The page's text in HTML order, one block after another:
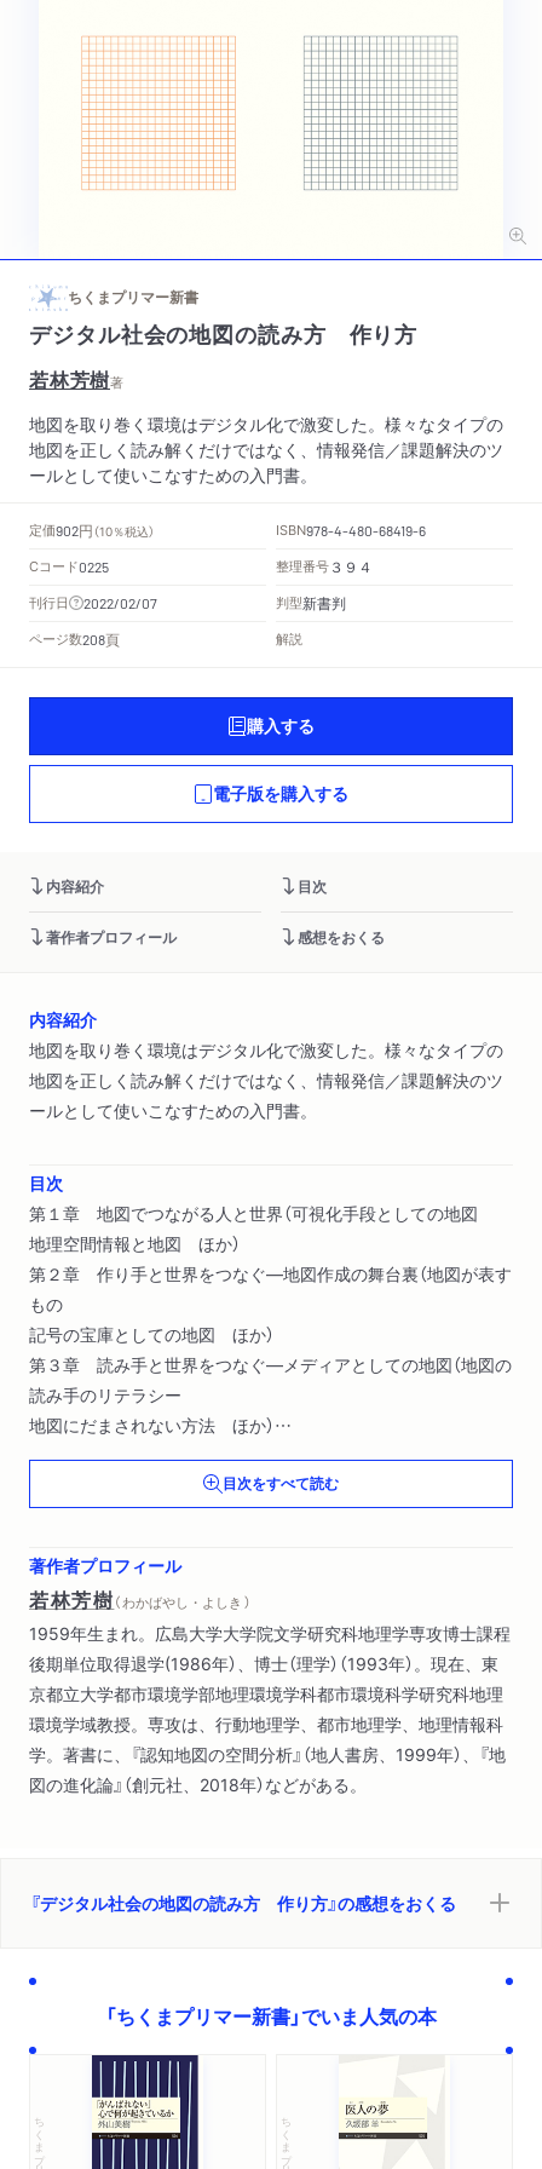
ちくまプリマー新書
デジタル社会の地図の読み方 作り方
若林芳樹著
地図を取り巻く環境はデジタル化で激変した。様々なタイプの
地図を正しく読み解くだけではなく、情報発信／課題解決のツ
ールとして使いこなすための入門書。
定価902円 （10％税込） ISBN978-4-480-68419-6
Cコード0225 整理番号 ３９４
刊行日 2022/02/07 判型新書判
ページ数208頁 解説
購入する
電子版を購入する
内容紹介 目次
著作者プロフィール 感想をおくる
内容紹介
地図を取り巻く環境はデジタル化で激変した。様々なタイプの
地図を正しく読み解くだけではなく、情報発信／課題解決のツ
ールとして使いこなすための入門書。
目次
第１章 地図でつながる人と世界（可視化手段としての地図
地理空間情報と地図 ほか）
第２章 作り手と世界をつなぐ―地図作成の舞台裏（地図が表す
もの
記号の宝庫としての地図 ほか）
第３章 読み手と世界をつなぐ―メディアとしての地図（地図の
読み手のリテラシー
地図にだまされない方法 ほか）
第４章 アナログとデジタルをつなぐ―地図のＩＴ革命（デジタ
アナログ地図からデジタル地図へ ほか）
リテラシーと空間的思考
文系・理系をつなぐ地図 ほか）
目次をすべて読む
著作者プロフィール
若林芳樹（ わかばやし・よしき ）
1959年生まれ。広島大学大学院文学研究科地理学専攻博士課程
後期単位取得退学(1986年）、博士（理学）（1993年）。現在、東
京都立大学都市環境学部地理環境学科都市環境科学研究科地理
環境学域教授。専攻は、行動地理学、都市地理学、地理情報科
学。著書に、『認知地図の空間分析』（地人書房、1999年）、『地
図の進化論』（創元社、2018年）などがある。
『デジタル社会の地図の読み方 作り方』の感想をおくる
「ちくまプリマー新書」でいま人気の本
ちくまプリマー新書 ちくまプリマー新書